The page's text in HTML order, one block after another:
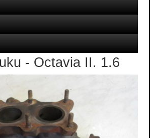
- Octavia II. 1.6